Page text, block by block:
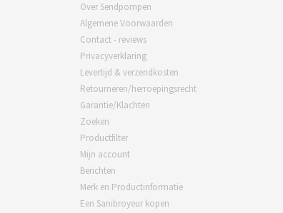
Over Sendpompen
Algemene Voorwaarden
Contact - reviews
Privacyverklaring
Levertijd & verzendkosten
Retourneren/herroepingsrecht
Garantie/Klachten
Zoeken
Productfilter
Mijn account
Berichten
Merk en Productinformatie
Een Sanibroyeur kopen